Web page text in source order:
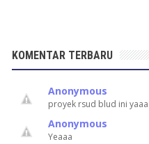
KOMENTAR TERBARU
Anonymous
proyek rsud blud ini yaaa
Anonymous
Yeaaa